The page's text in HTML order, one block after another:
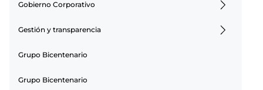
Gobierno Corporativo
Gestión y transparencia
Grupo Bicentenario
Grupo Bicentenario